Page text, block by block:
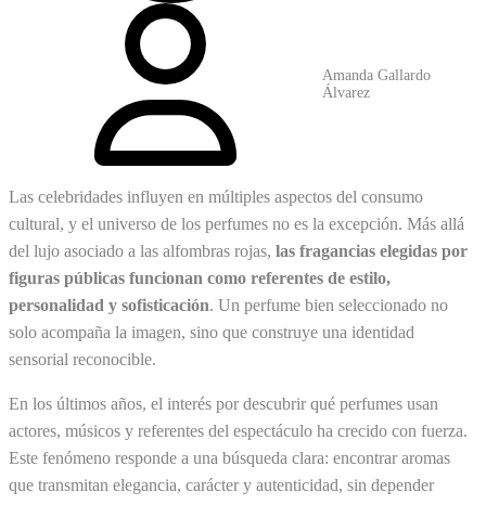
Amanda Gallardo
Álvarez
Las celebridades influyen en múltiples aspectos del consumo
cultural, y el universo de los perfumes no es la excepción. Más allá
del lujo asociado a las alfombras rojas, las fragancias elegidas por
figuras públicas funcionan como referentes de estilo,
personalidad y sofisticación. Un perfume bien seleccionado no
solo acompaña la imagen, sino que construye una identidad
sensorial reconocible.
En los últimos años, el interés por descubrir qué perfumes usan
actores, músicos y referentes del espectáculo ha crecido con fuerza.
Este fenómeno responde a una búsqueda clara: encontrar aromas
que transmitan elegancia, carácter y autenticidad, sin depender